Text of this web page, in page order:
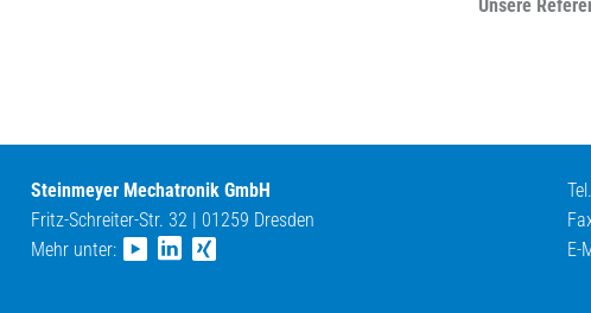
Unsere
Steinmeyer Mechatronik GmbH
Fritz-Schreiter-Str. 32 | 01259 Dresden
Mehr unter:
E-